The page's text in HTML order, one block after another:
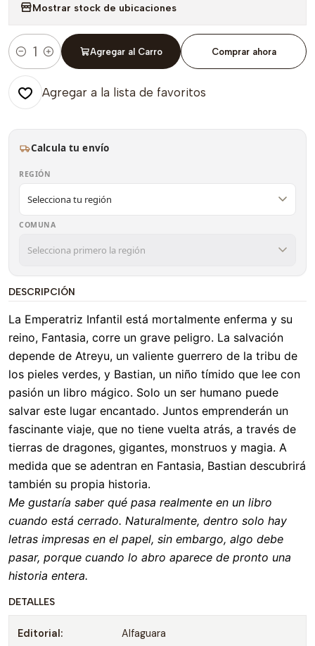
Mostrar stock de ubicaciones
Cantidad
Agregar al Carro Comprar ahora
Agregar a la lista de favoritos
Calcula tu envío
REGIÓN
COMUNA
DESCRIPCIÓN
La Emperatriz Infantil está mortalmente enferma y su
reino, Fantasia, corre un grave peligro. La salvación
depende de Atreyu, un valiente guerrero de la tribu de
los pieles verdes, y Bastian, un niño tímido que lee con
pasión un libro mágico. Solo un ser humano puede
salvar este lugar encantado. Juntos emprenderán un
fascinante viaje, que no tiene vuelta atrás, a través de
tierras de dragones, gigantes, monstruos y magia. A
medida que se adentran en Fantasia, Bastian descubrirá
también su propia historia.
Me gustaría saber qué pasa realmente en un libro
cuando está cerrado. Naturalmente, dentro solo hay
letras impresas en el papel, sin embargo, algo debe
pasar, porque cuando lo abro aparece de pronto una
historia entera.
DETALLES
Editorial: Alfaguara